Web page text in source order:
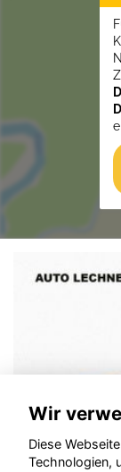
Wir
Diese
Technologien,